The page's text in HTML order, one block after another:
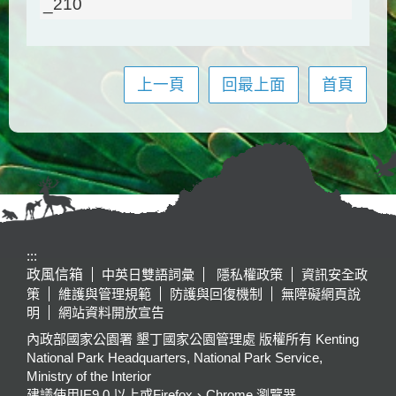
上一頁 回最上面 首頁
:::
政風信箱
中英日雙語詞彙 隱私權政策
資訊安全政
策
維護與管理規範 防護與回復機制
無障礙網頁說
明
網站資料開放宣告
內政部國家公園署 墾丁國家公園管理處 版權所有 Kenting
National Park Headquarters, National Park Service,
Ministry of the Interior